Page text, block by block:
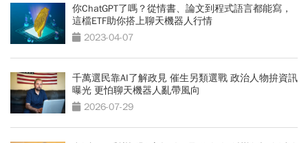
你ChatGPT了嗎？從情書、論文到程式語言都能寫，
這檔ETF助你搭上聊天機器人行情
2023-04-07
千萬選民靠AI了解政見 催生另類選戰 政治人物拚資訊
曝光 更怕聊天機器人亂帶風向
2026-07-29